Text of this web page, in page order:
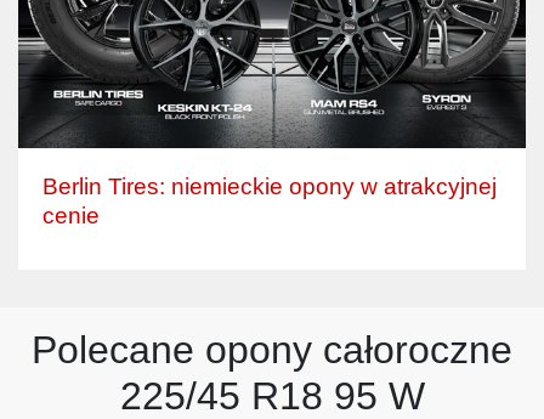
Berlin Tires: niemieckie opony w atrakcyjnej
cenie
Polecane opony całoroczne
225/45 R18 95 W